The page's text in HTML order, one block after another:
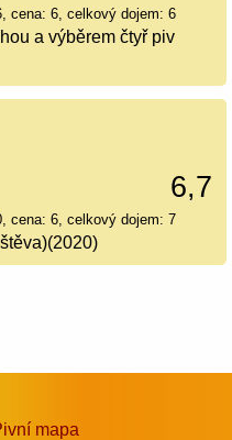
cena: 6, celkový dojem: 6
a výběrem čtyř piv
6,7
cena: 6, celkový dojem: 7
mapa